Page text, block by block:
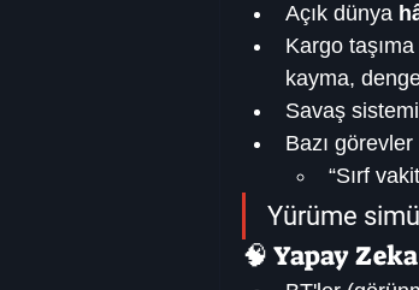
Açık dünya
Kargo
kayma,
Savaş
Bazı
“Sırf
Yürüme
🧠 Yapay